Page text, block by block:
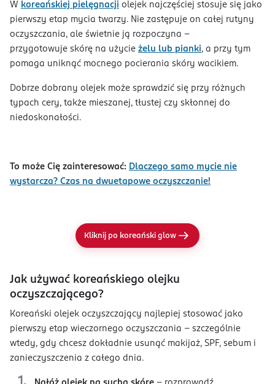
W koreańskiej pielęgnacji olejek najczęściej stosuje się jako
pierwszy etap mycia twarzy. Nie zastępuje on całej rutyny
oczyszczania, ale świetnie ją rozpoczyna –
przygotowuje skórę na użycie żelu lub pianki, a przy tym
pomaga uniknąć mocnego pocierania skóry wacikiem.
Dobrze dobrany olejek może sprawdzić się przy różnych
typach cery, także mieszanej, tłustej czy skłonnej do
niedoskonałości.
To może Cię zainteresować: Dlaczego samo mycie nie
wystarcza? Czas na dwuetapowe oczyszczanie!
Kliknij po koreański glow
Jak używać koreańskiego olejku
oczyszczającego?
Koreański olejek oczyszczający najlepiej stosować jako
pierwszy etap wieczornego oczyszczania – szczególnie
wtedy, gdy chcesz dokładnie usunąć makijaż, SPF, sebum i
zanieczyszczenia z całego dnia.